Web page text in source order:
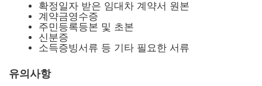
확정일자 받은 임대차 계약서 원본
계약금영수증
주민등록등본 및 초본
신분증
소득증빙서류 등 기타 필요한 서류
유의사항